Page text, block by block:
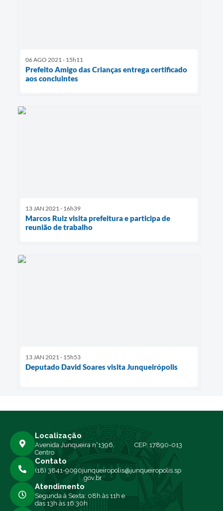
06 AGO 2021 - 15h11
Prefeito Amigo das Crianças entrega certificado
aos concluintes
13 JAN 2021 - 16h39
Marcos Ruiz visita prefeitura e participa de
reunião de trabalho
13 JAN 2021 - 15h53
Deputado David Soares visita Junqueirópolis
Localização
Avenida Junqueira n°1396,
Centro
CEP: 17890-013
Contato
(18) 3841-9090junqueiropolis@junqueiropolis.sp
.gov.br
Atendimento
Segunda à Sexta: 08h às 11h e
das 13h às 16:30h